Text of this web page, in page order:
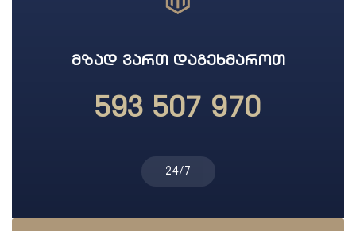
ᲛᲖᲐᲓ ᲕᲐᲠᲗ ᲓᲐᲒᲔᲮᲛᲐᲠᲝᲗ
593 507 970
24/7